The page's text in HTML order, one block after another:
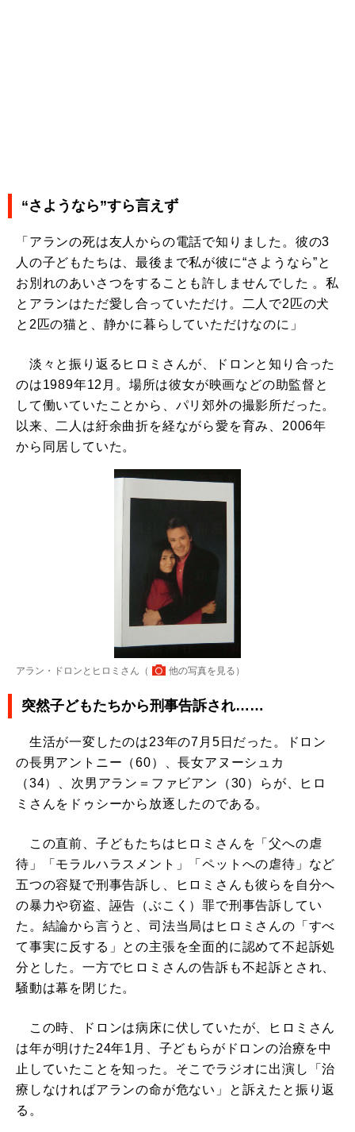
“さようなら”すら言えず
「アランの死は友人からの電話で知りました。彼の3
人の子どもたちは、最後まで私が彼に“さようなら”と
お別れのあいさつをすることも許しませんでした 。私
とアランはただ愛し合っていただけ。二人で2匹の犬
と2匹の猫と、静かに暮らしていただけなのに」
淡々と振り返るヒロミさんが、ドロンと知り合った
のは1989年12月。場所は彼女が映画などの助監督と
して働いていたことから、パリ郊外の撮影所だった。
以来、二人は紆余曲折を経ながら愛を育み、2006年
から同居していた。
アラン・ドロンとヒロミさん（ 他の写真を見る ）
突然子どもたちから刑事告訴され……
生活が一変したのは23年の7月5日だった。ドロン
の長男アントニー（60）、長女アヌーシュカ
（34）、次男アラン＝ファビアン（30）らが、ヒロ
ミさんをドゥシーから放逐したのである。
この直前、子どもたちはヒロミさんを「父への虐
待」「モラルハラスメント」「ペットへの虐待」など
五つの容疑で刑事告訴し、ヒロミさんも彼らを自分へ
の暴力や窃盗、誣告（ぶこく）罪で刑事告訴してい
た。結論から言うと、司法当局はヒロミさんの「すべ
て事実に反する」との主張を全面的に認めて不起訴処
分とした。一方でヒロミさんの告訴も不起訴とされ、
騒動は幕を閉じた。
この時、ドロンは病床に伏していたが、ヒロミさん
は年が明けた24年1月、子どもらがドロンの治療を中
止していたことを知った。そこでラジオに出演し「治
療しなければアランの命が危ない」と訴えたと振り返
る。